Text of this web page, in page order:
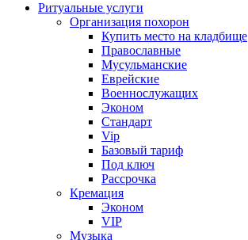
Ритуальные услуги
Организация похорон
Купить место на кладбище
Православные
Мусульманские
Еврейские
Военнослужащих
Эконом
Стандарт
Vip
Базовый тариф
Под ключ
Рассрочка
Кремация
Эконом
VIP
Музыка